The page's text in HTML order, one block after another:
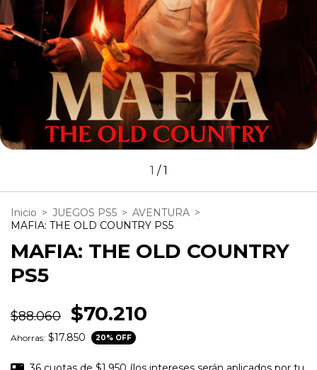
1 /1
Inicio > JUEGOS PS5 > AVENTURA >
MAFIA: THE OLD COUNTRY PS5
MAFIA: THE OLD COUNTRY
PS5
$88.060 $70.210
Ahorras: $17.850 20% OFF